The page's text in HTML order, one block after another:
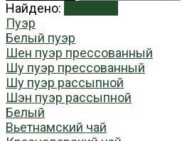
Найдено:
Пуэр
Белый пуэр
Шен пуэр прессованный
Шу пуэр прессованный
Шу пуэр рассыпной
Шэн пуэр рассыпной
Белый
Вьетнамский чай